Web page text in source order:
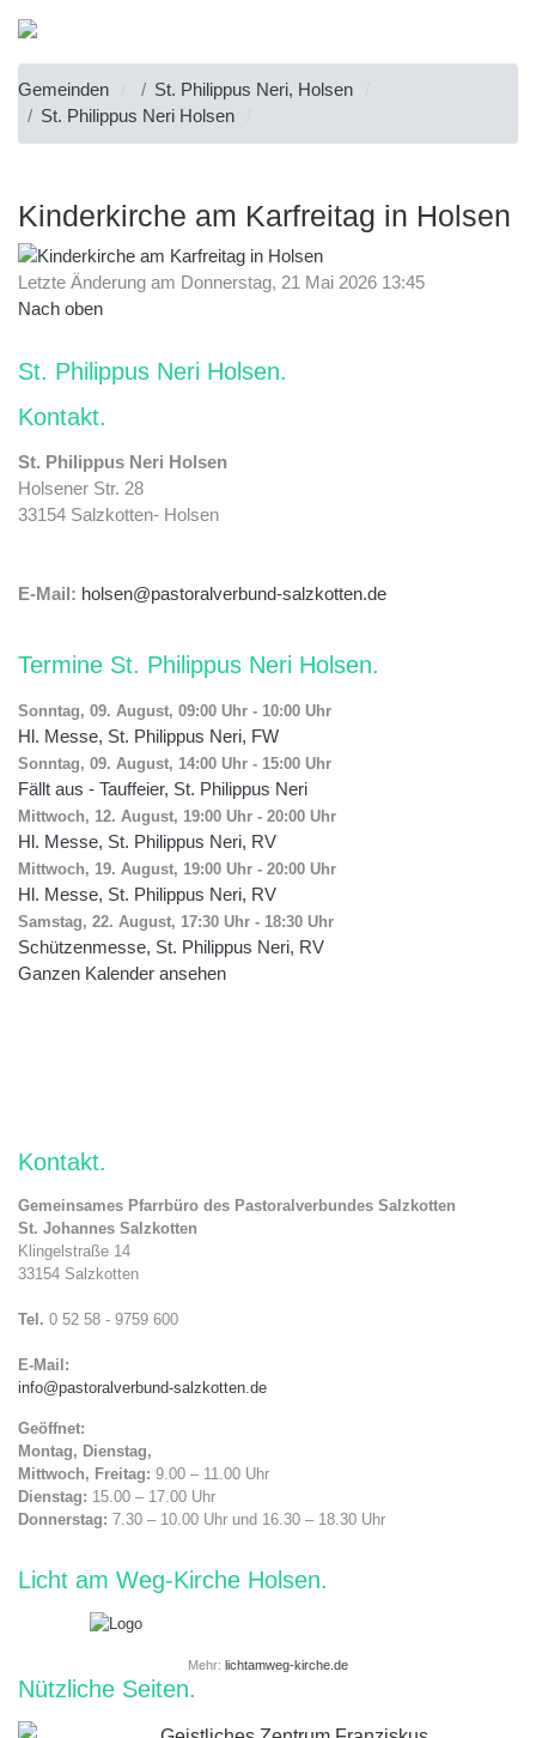
Gemeinden
St. Philippus Neri, Holsen
St. Philippus Neri Holsen
Kinderkirche am Karfreitag in Holsen
Letzte Änderung am Donnerstag, 21 Mai 2026 13:45
Nach oben
St. Philippus Neri Holsen
Kontakt
St. Philippus Neri Holsen
Holsener Str. 28
33154 Salzkotten- Holsen
E-Mail: holsen@pastoralverbund-salzkotten.de
Termine St. Philippus Neri Holsen
Sonntag, 09. August, 09:00 Uhr - 10:00 Uhr
Hl. Messe, St. Philippus Neri, FW
Sonntag, 09. August, 14:00 Uhr - 15:00 Uhr
Fällt aus - Tauffeier, St. Philippus Neri
Mittwoch, 12. August, 19:00 Uhr - 20:00 Uhr
Hl. Messe, St. Philippus Neri, RV
Mittwoch, 19. August, 19:00 Uhr - 20:00 Uhr
Hl. Messe, St. Philippus Neri, RV
Samstag, 22. August, 17:30 Uhr - 18:30 Uhr
Schützenmesse, St. Philippus Neri, RV
Ganzen Kalender ansehen
Kontakt
Gemeinsames Pfarrbüro des Pastoralverbundes Salzkotten
St. Johannes Salzkotten
Klingelstraße 14
33154 Salzkotten
Tel. 0 52 58 - 9759 600
E-Mail:
info@pastoralverbund-salzkotten.de
Geöffnet:
Montag, Dienstag,
Mittwoch, Freitag: 9.00 – 11.00 Uhr
Dienstag: 15.00 – 17.00 Uhr
Donnerstag: 7.30 – 10.00 Uhr und 16.30 – 18.30 Uhr
Licht am Weg-Kirche Holsen
Mehr: lichtamweg-kirche.de
Nützliche Seiten